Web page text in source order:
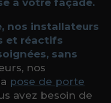
nos installateurs
et réactifs
sans
nos
pose de porte
avez besoin de